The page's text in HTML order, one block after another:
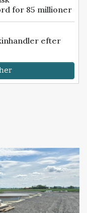
for 85 millioner
efter